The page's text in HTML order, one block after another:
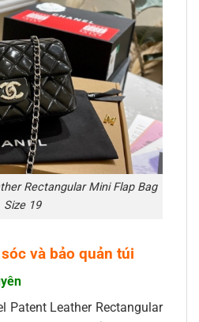
Rectangular Mini Flap Bag
Size 19
và bảo quản túi
Patent Leather Rectangular